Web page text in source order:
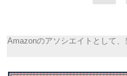
Amazonのアソシエイトとして